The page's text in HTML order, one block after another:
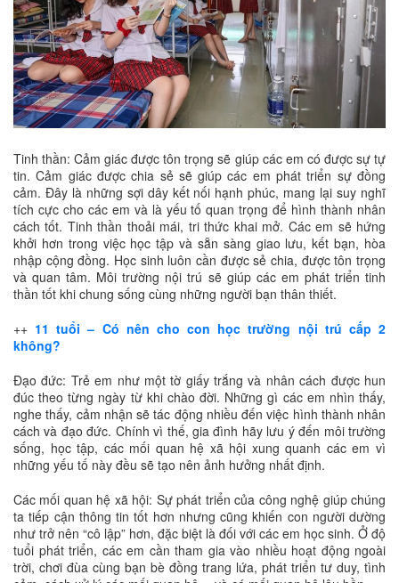
Tinh thần: Cảm giác được tôn trọng sẽ giúp các em có được sự tự
tin. Cảm giác được chia sẻ sẽ giúp các em phát triển sự đồng
cảm. Đây là những sợi dây kết nối hạnh phúc, mang lại suy nghĩ
tích cực cho các em và là yếu tố quan trọng để hình thành nhân
cách tốt. Tinh thần thoải mái, tri thức khai mở. Các em sẽ hứng
khởi hơn trong việc học tập và sẵn sàng giao lưu, kết bạn, hòa
nhập cộng đồng. Học sinh luôn cần được sẻ chia, được tôn trọng
và quan tâm. Môi trường nội trú sẽ giúp các em phát triển tinh
thần tốt khi chung sống cùng những người bạn thân thiết.
++ 11 tuổi – Có nên cho con học trường nội trú cấp 2
không?
Đạo đức: Trẻ em như một tờ giấy trắng và nhân cách được hun
đúc theo từng ngày từ khi chào đời. Những gì các em nhìn thấy,
nghe thấy, cảm nhận sẽ tác động nhiều đến việc hình thành nhân
cách và đạo đức. Chính vì thế, gia đình hãy lưu ý đến môi trường
sống, học tập, các mối quan hệ xã hội xung quanh các em vì
những yếu tố này đều sẽ tạo nên ảnh hưởng nhất định.
Các mối quan hệ xã hội: Sự phát triển của công nghệ giúp chúng
ta tiếp cận thông tin tốt hơn nhưng cũng khiến con người dường
như trở nên “cô lập” hơn, đặc biệt là đối với các em học sinh. Ở độ
tuổi phát triển, các em cần tham gia vào nhiều hoạt động ngoài
trời, chơi đùa cùng bạn bè đồng trang lứa, phát triển tư duy, tình